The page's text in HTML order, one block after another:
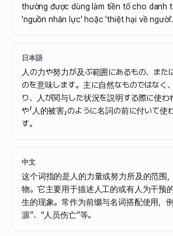
thường được dùng làm tiền tố cho danh
'nguồn nhân lực' hoặc 'thiệt hại về người'.
日本語
人の力や努力が及ぶ範囲にあるもの、また
のを意味します。主に自然なものではなく
り、人が関与した状況を説明する際に使わ
や「人的被害」のように名詞の前に付いて使
す。
中文
这个词指的是人的力量或努力所及的范围
物。它主要用于描述人工的或有人为干预
生的现象。常作为前缀与名词搭配使用，
源”、“人员伤亡”等。